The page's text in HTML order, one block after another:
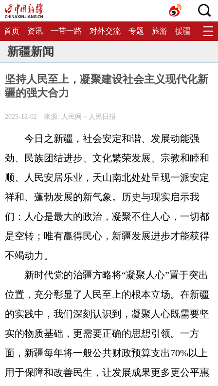
首页 资讯 一带一路 对外交流 专题 旅游 援疆 生态
新疆新闻
坚持人民至上，凝聚建设社会主义现代化新
疆的强大合力
2025-12-02 来源: 人民网－人民日报
今日之新疆，社会安定和谐、发展动能强
劲、民族团结进步、文化繁荣发展、宗教和睦和
顺、人民安居乐业，天山南北处处呈现一派安定
祥和、蓬勃发展的新气象。历史与现实启示我
们：人心是最大的政治，凝聚不住人心，一切都
是空转；唯有赢得民心，新疆发展进步才能获得
不竭动力。
新时代党的治疆方略将“凝聚人心”置于突出
位置，充分彰显了人民至上的根本立场。在新疆
的实践中，我们深刻认识到，凝聚人心既需要坚
实的物质基础，更需要正确的思想引领。一方
面，新疆每年将一般公共财政预算支出70%以上
用于保障和改善民生，让发展成果更多更公平惠